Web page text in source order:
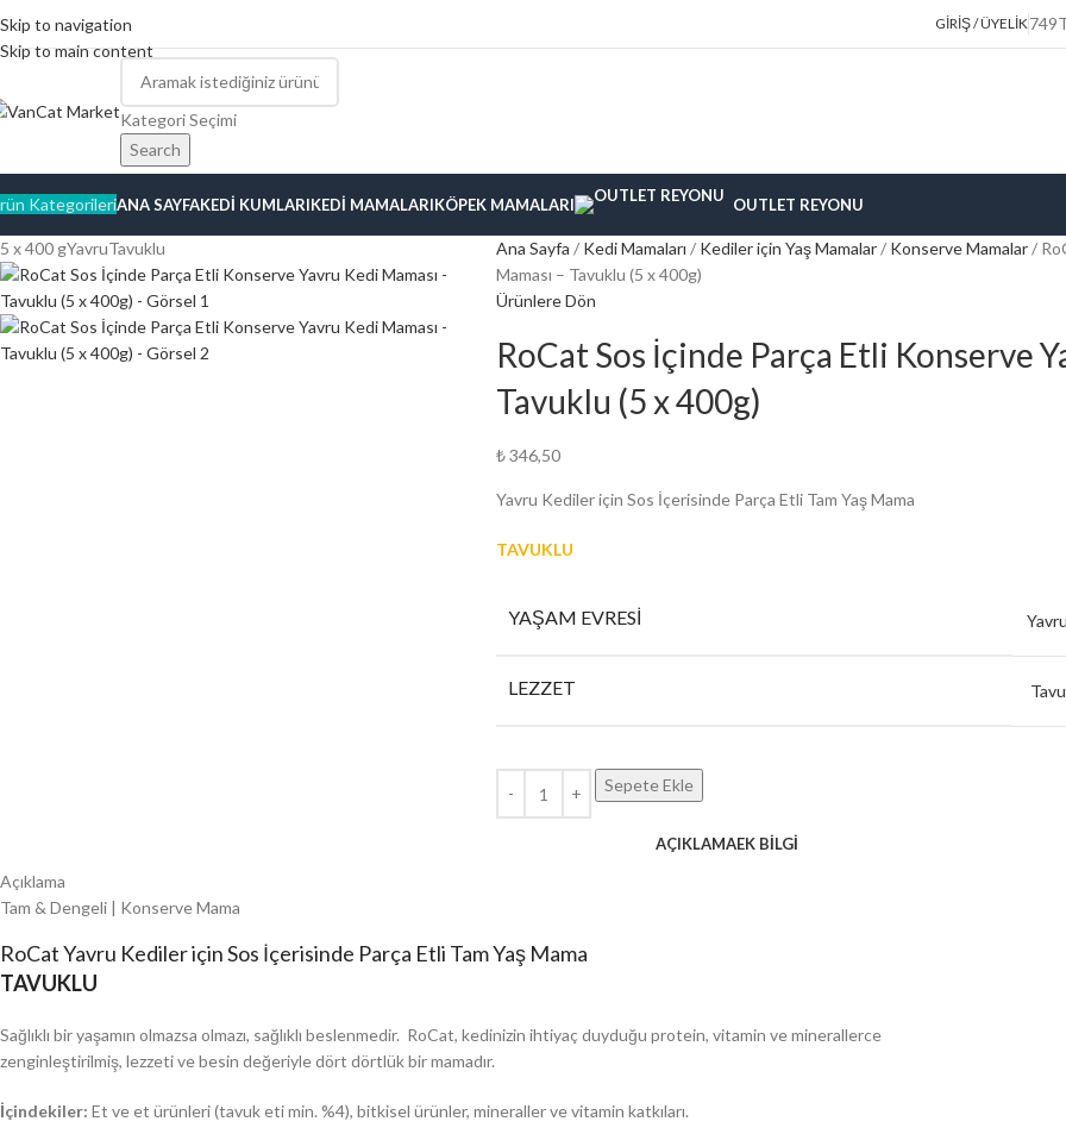
Skip to navigation
Skip to main content
GIRIŞ / ÜYELIK
Kategori Seçimi
Search
KategorileriANA SAYFAKEDI KUMLARIKEDI MAMALARIKÖPEK MAMALARI OUTLET REYONU
5 x 400 gYavruTavuklu Ana Sayfa Kedi Mamaları Kediler için Yaş Mamalar Konserve Mamalar
Maması – Tavuklu (5 x 400g)
Ürünlere Dön
RoCat Sos İçinde Parça Etli Konserve
Tavuklu (5 x 400g)
₺346,50
Yavru Kediler için Sos İçerisinde Parça Etli Tam Yaş Mama
TAVUKLU
YAŞAM EVRESI
LEZZET
Sepete Ekle
AÇIKLAMAEK BILGI
Açıklama
Tam & Dengeli | Konserve Mama
RoCat Yavru Kediler için Sos İçerisinde Parça Etli Tam Yaş Mama
TAVUKLU
Sağlıklı bir yaşamın olmazsa olmazı, sağlıklı beslenmedir. RoCat, kedinizin ihtiyaç duyduğu protein, vitamin ve minerallerce
zenginleştirilmiş, lezzeti ve besin değeriyle dört dörtlük bir mamadır.
İçindekiler: Et ve et ürünleri (tavuk eti min. %4), bitkisel ürünler, mineraller ve vitamin katkıları.